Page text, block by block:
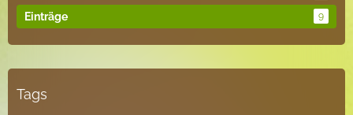
Einträge 9
Tags